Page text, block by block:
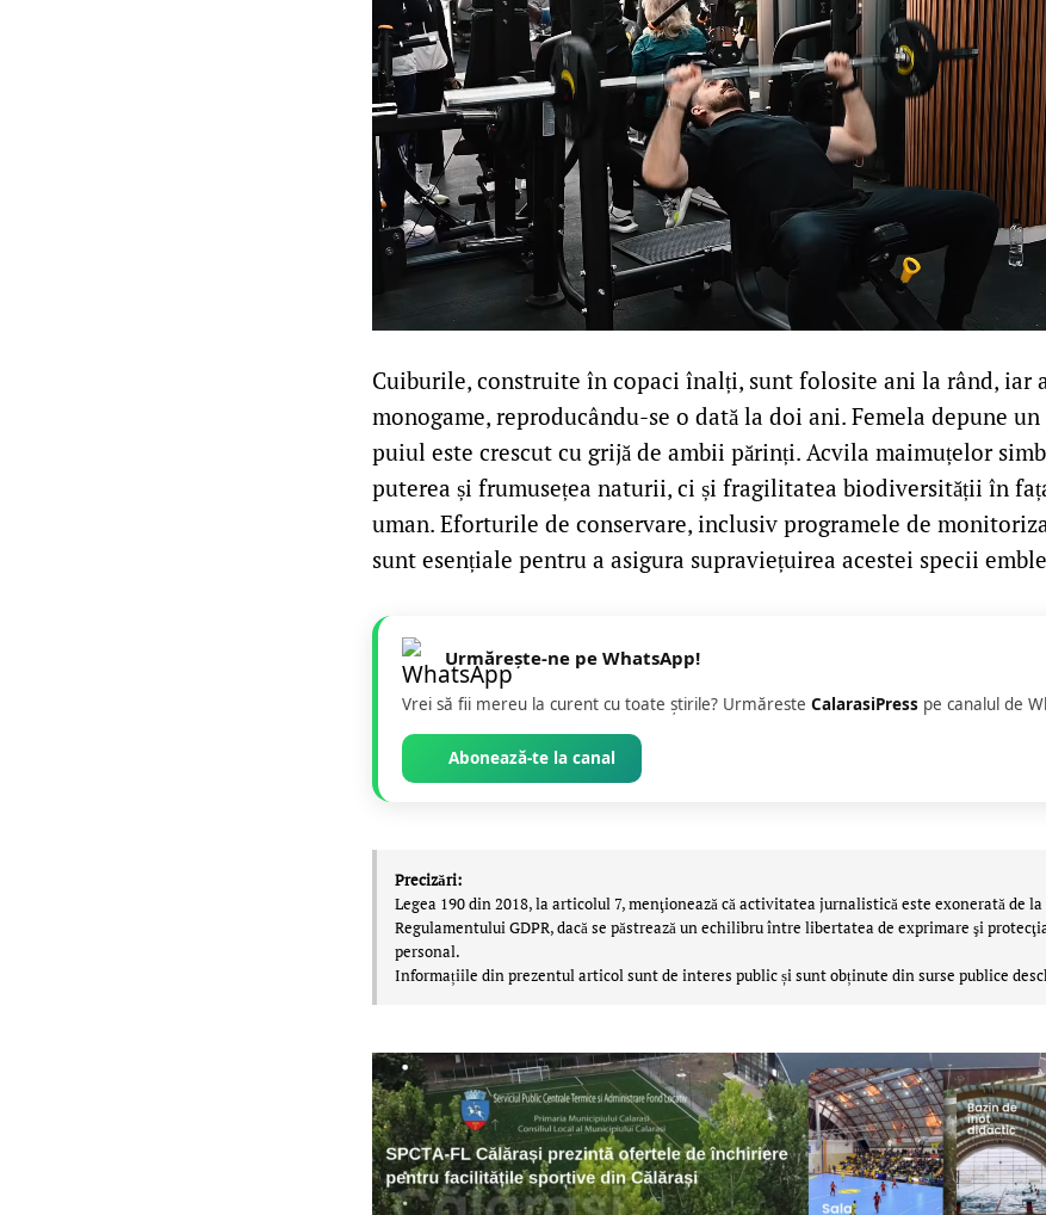
Cuiburile, construite în copaci înalți, sunt folosite ani la rând, iar
monogame, reproducându-se o dată la doi ani. Femela depune
puiul este crescut cu grijă de ambii părinți. Acvila maimuțelor
puterea și frumusețea naturii, ci și fragilitatea biodiversității în
uman. Eforturile de conservare, inclusiv programele de
sunt esențiale pentru a asigura supraviețuirea acestei specii
Urmărește-ne pe WhatsApp!
Vrei să fii mereu la curent cu toate știrile? Urmăreste CalarasiPress pe canalul de
Abonează-te la canal
Precizări:
Legea 190 din 2018, la articolul 7, menţionează că activitatea jurnalistică este exonerată de
Regulamentului GDPR, dacă se păstrează un echilibru între libertatea de exprimare şi
personal.
Informațiile din prezentul articol sunt de interes public și sunt obținute din surse publice